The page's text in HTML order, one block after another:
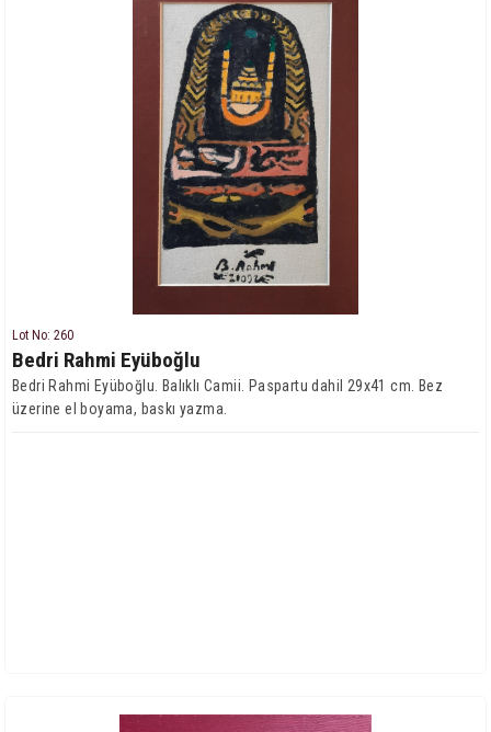
Lot No: 260
Bedri Rahmi Eyüboğlu
Bedri Rahmi Eyüboğlu. Balıklı Camii. Paspartu dahil 29x41 cm. Bez
üzerine el boyama, baskı yazma.